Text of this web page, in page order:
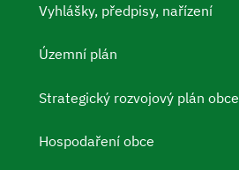
Vyhlášky, předpisy, nařízení
Územní plán
Strategický rozvojový plán obce
Hospodaření obce